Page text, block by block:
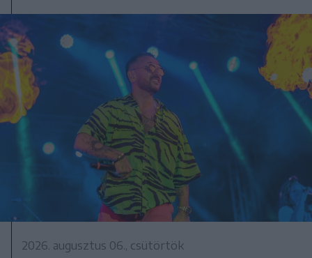
2026. augusztus 06., csütörtök